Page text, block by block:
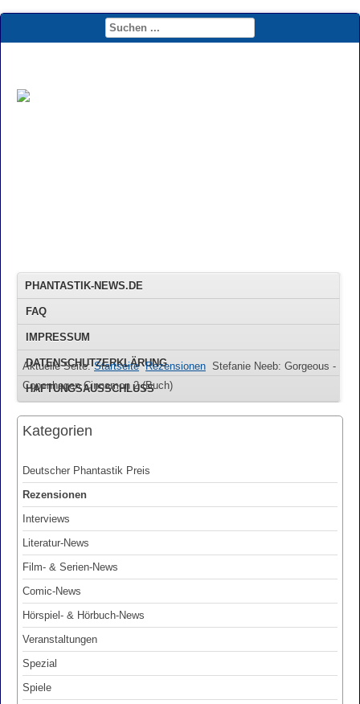
PHANTASTIK-NEWS.DE
FAQ
IMPRESSUM
DATENSCHUTZERKLÄRUNG
HAFTUNGSAUSSCHLUSS
Aktuelle Seite:Startseite Rezensionen Stefanie Neeb: Gorgeous -
Copenhagen Cinnamon 2 (Buch)
Kategorien
Deutscher Phantastik Preis
Rezensionen
Interviews
Literatur-News
Film- & Serien-News
Comic-News
Hörspiel- & Hörbuch-News
Veranstaltungen
Spezial
Spiele